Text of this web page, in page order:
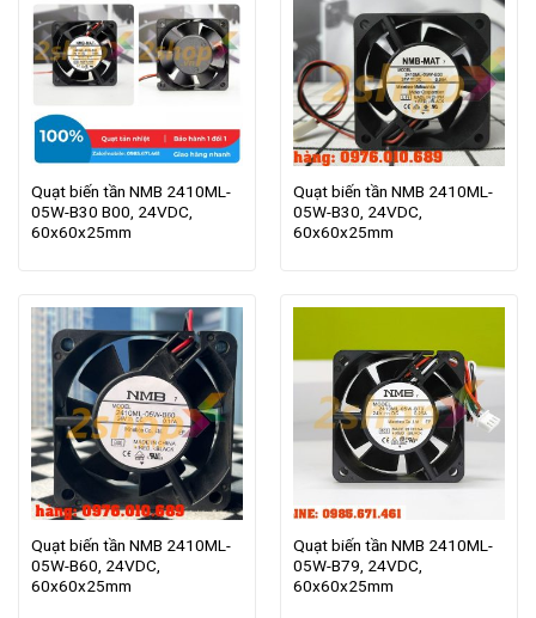
Quạt biến tần NMB 2410ML-
05W-B30 B00, 24VDC,
60x60x25mm
Quạt biến tần NMB 2410ML-
05W-B30, 24VDC,
60x60x25mm
Quạt biến tần NMB 2410ML-
05W-B60, 24VDC,
60x60x25mm
Quạt biến tần NMB 2410ML-
05W-B79, 24VDC,
60x60x25mm